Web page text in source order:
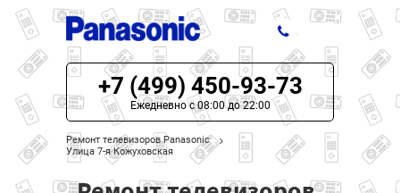
ЦЕНЫ НА РЕМОНТ
О СЕРВИСЕ
МОДЕЛИ PANASONIC
+7 (499) 450-93-73
Ежедневно с 08:00 до 22:00
Ремонт телевизоров Panasonic
Улица 7-я Кожуховская